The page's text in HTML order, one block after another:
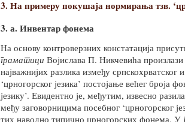
3. На примеру покушаја нормирања тзв.
3. а. Инвентар фонема
На основу контроверзних констатација
граматици Војислава П. Никчевића произлази
најважнијих разлика између српскохрватског
‘црногорског језика’ постојање већег броја
језику’. Евидентно је, међутим, извесно
међу заговорницима посебног ‘црногорског
тих наводно типично црногорских фонема. У